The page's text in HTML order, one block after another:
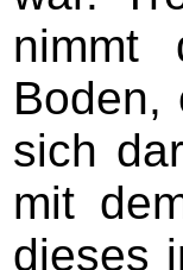
nimmt
Boden,
sich
mit
dieses